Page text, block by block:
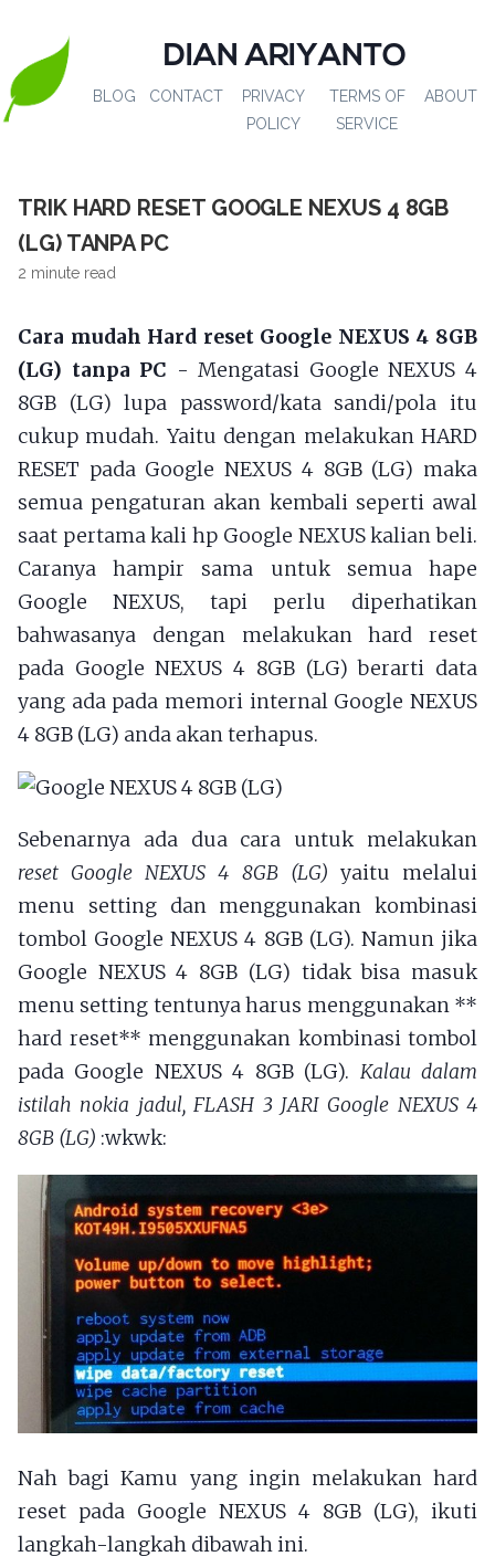
DIAN ARIYANTO
BLOG CONTACT
PRIVACY
POLICY
TERMS OF
SERVICE
ABOUT
TRIK HARD RESET GOOGLE NEXUS 4 8GB
(LG) TANPA PC
2 minute read
Cara mudah Hard reset Google NEXUS 4 8GB
(LG) tanpa PC - Mengatasi Google NEXUS 4
8GB (LG) lupa password/kata sandi/pola itu
cukup mudah. Yaitu dengan melakukan HARD
RESET pada Google NEXUS 4 8GB (LG) maka
semua pengaturan akan kembali seperti awal
saat pertama kali hp Google NEXUS kalian beli.
Caranya hampir sama untuk semua hape
Google NEXUS, tapi perlu diperhatikan
bahwasanya dengan melakukan hard reset
pada Google NEXUS 4 8GB (LG) berarti data
yang ada pada memori internal Google NEXUS
4 8GB (LG) anda akan terhapus.
Sebenarnya ada dua cara untuk melakukan
reset Google NEXUS 4 8GB (LG) yaitu melalui
menu setting dan menggunakan kombinasi
tombol Google NEXUS 4 8GB (LG). Namun jika
Google NEXUS 4 8GB (LG) tidak bisa masuk
menu setting tentunya harus menggunakan **
hard reset** menggunakan kombinasi tombol
pada Google NEXUS 4 8GB (LG). Kalau dalam
istilah nokia jadul, FLASH 3 JARI Google NEXUS 4
8GB (LG) :wkwk:
Nah bagi Kamu yang ingin melakukan hard
reset pada Google NEXUS 4 8GB (LG), ikuti
langkah-langkah dibawah ini.